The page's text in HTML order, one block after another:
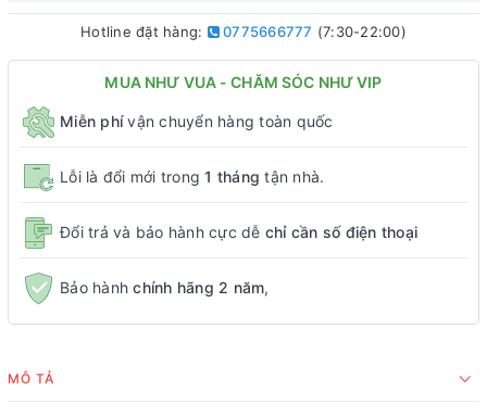
Hotline đặt hàng: 0775666777 (7:30-22:00)
MUA NHƯ VUA - CHĂM SÓC NHƯ VIP
Miễn phívận chuyển hàng toàn quốc
Lỗi là đổi mới trong1 tháng tận nhà.
Đổi trả và bảo hành cực dễ chỉ cần số điện thoại
Bảo hànhchính hãng 2 năm,
MÔ TẢ